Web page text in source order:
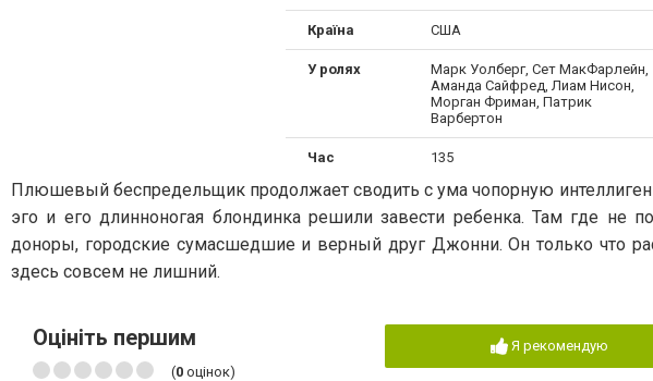
Країна США
У ролях
Марк Уолберг, Сет МакФарлейн,
Аманда Сайфред, Лиам Нисон,
Морган Фриман, Патрик
Варбертон
Час 135
Плюшевый беспредельщик продолжает сводить с ума чопорную
эго и его длинноногая блондинка решили завести ребенка. Там где не
доноры, городские сумасшедшие и верный друг Джонни. Он только что
здесь совсем не лишний.
Оцініть першим
(0 оцінок)
Я рекомендую